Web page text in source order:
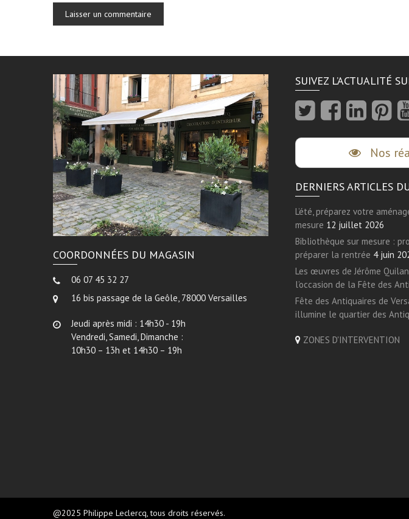
COORDONNÉES DU MAGASIN
06 07 45 32 27
16 bis passage de la Geôle, 78000 Versailles
Jeudi après midi : 14h30 - 19h
Vendredi, Samedi, Dimanche :
10h30 – 13h et 14h30 – 19h
SUIVEZ L’ACTUALITÉ
Nos
DERNIERS ARTICLES
L’été, préparez votre
mesure 12 juillet 2026
Bibliothèque sur mesure :
préparer la rentrée 4 juin
Les œuvres de Jérôme
l’occasion de la Fête des
Fête des Antiquaires de
illumine le quartier des
ZONES D'INTERVENTION
@2025 Philippe Leclercq, tous droits réservés.